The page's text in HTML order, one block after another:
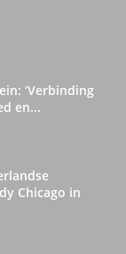
‘Verbinding
en...
Chicago in